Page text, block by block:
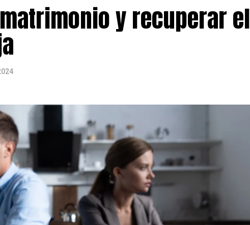
y recuperar el